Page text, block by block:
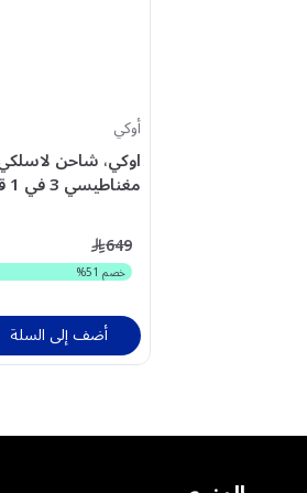
أوكي
اوكي، شاحن
649
خصم 51
%
أضف إلى السلة